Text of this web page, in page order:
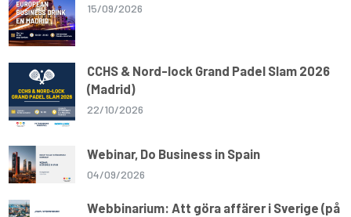
15/09/2026
CCHS & Nord-lock Grand Padel Slam 2026
(Madrid)
22/10/2026
Webinar, Do Business in Spain
04/09/2026
Webbinarium: Att göra affärer i Sverige (på